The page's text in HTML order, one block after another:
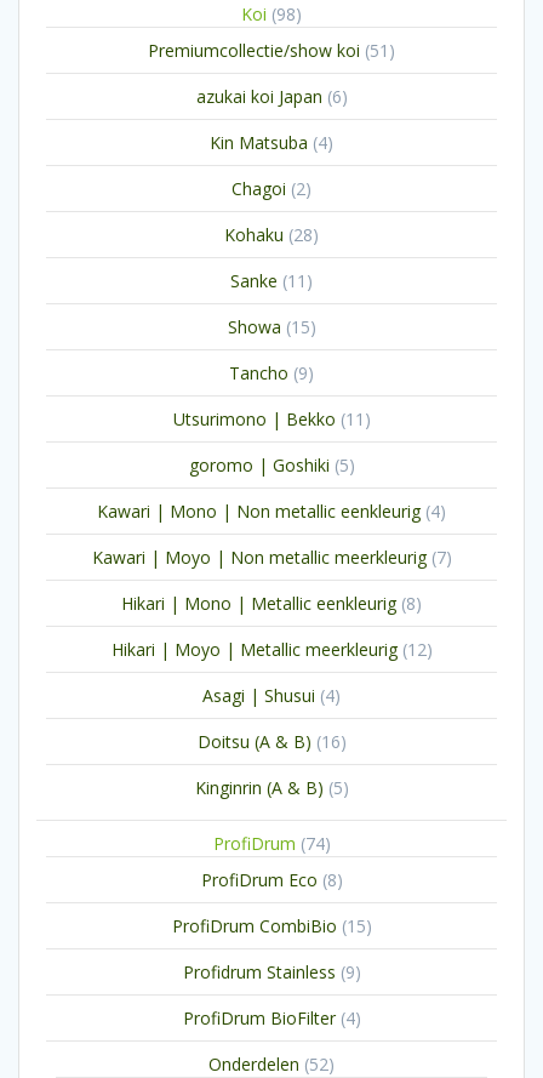
Koi 9898
producten
Premiumcollectie/show koi 51 51
producten
azukai koi Japan 66
producten
Kin Matsuba 44
producten
Chagoi 22
producten
Kohaku 2828
producten
Sanke 11 11
producten
Showa 1515
producten
Tancho 99
producten
Utsurimono | Bekko 11 11
producten
goromo | Goshiki 55
producten
Kawari | Mono | Non metallic eenkleurig 44
producten
Kawari | Moyo | Non metallic meerkleurig 77
producten
Hikari | Mono | Metallic eenkleurig 88
producten
Hikari | Moyo | Metallic meerkleurig 1212
producten
Asagi | Shusui 44
producten
Doitsu (A & B) 1616
producten
Kinginrin (A & B) 55
ProfiDrum 7474
ProfiDrum Eco 88
producten
ProfiDrum CombiBio 1515
producten
Profidrum Stainless 99
producten
ProfiDrum BioFilter 44
producten
Onderdelen 5252